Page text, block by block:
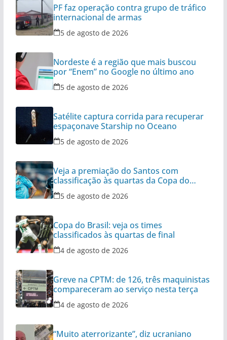
PF faz operação contra grupo de tráfico
internacional de armas
5 de agosto de 2026
Nordeste é a região que mais buscou
por “Enem” no Google no último ano
5 de agosto de 2026
Satélite captura corrida para recuperar
espaçonave Starship no Oceano
5 de agosto de 2026
Veja a premiação do Santos com
classificação às quartas da Copa do
Brasil
5 de agosto de 2026
Copa do Brasil: veja os times
classificados às quartas de final
4 de agosto de 2026
Greve na CPTM: de 126, três maquinistas
compareceram ao serviço nesta terça
4 de agosto de 2026
“Muito aterrorizante”, diz ucraniano